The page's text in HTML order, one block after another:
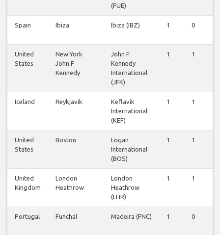
(FUE)
Spain Ibiza Ibiza (IBZ) 1 0
United
States
New York
John F
Kennedy
John F
Kennedy
International
(JFK)
1 1
Iceland Reykjavik
Keflavik
International
(KEF)
1 1
United
States
Boston
Logan
International
(BOS)
1 1
United
Kingdom
London
Heathrow
London
Heathrow
(LHR)
1 1
Portugal Funchal Madeira (FNC) 1 0